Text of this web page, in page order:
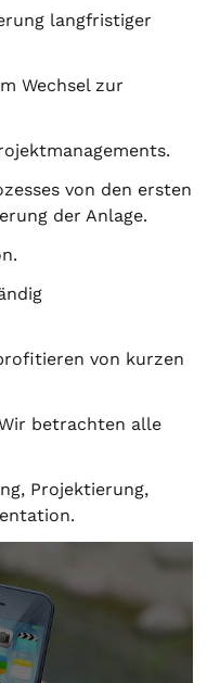
langfristiger
Wechsel zur
von den ersten
der Anlage.
von kurzen
betrachten alle
, Projektierung,
.